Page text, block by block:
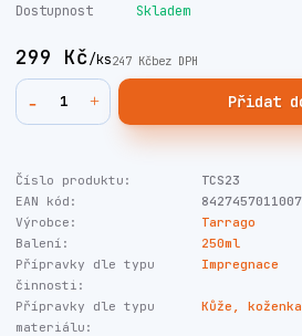
Dostupnost Skladem
299 Kč/ks247 Kčbez DPH
Přidat
Číslo produktu:
TCS23
EAN kód:
8427457011007
Výrobce:
Tarrago
Balení:
250ml
Přípravky dle typu
činnosti:
Impregnace
Přípravky dle typu
materiálu:
Kůže,